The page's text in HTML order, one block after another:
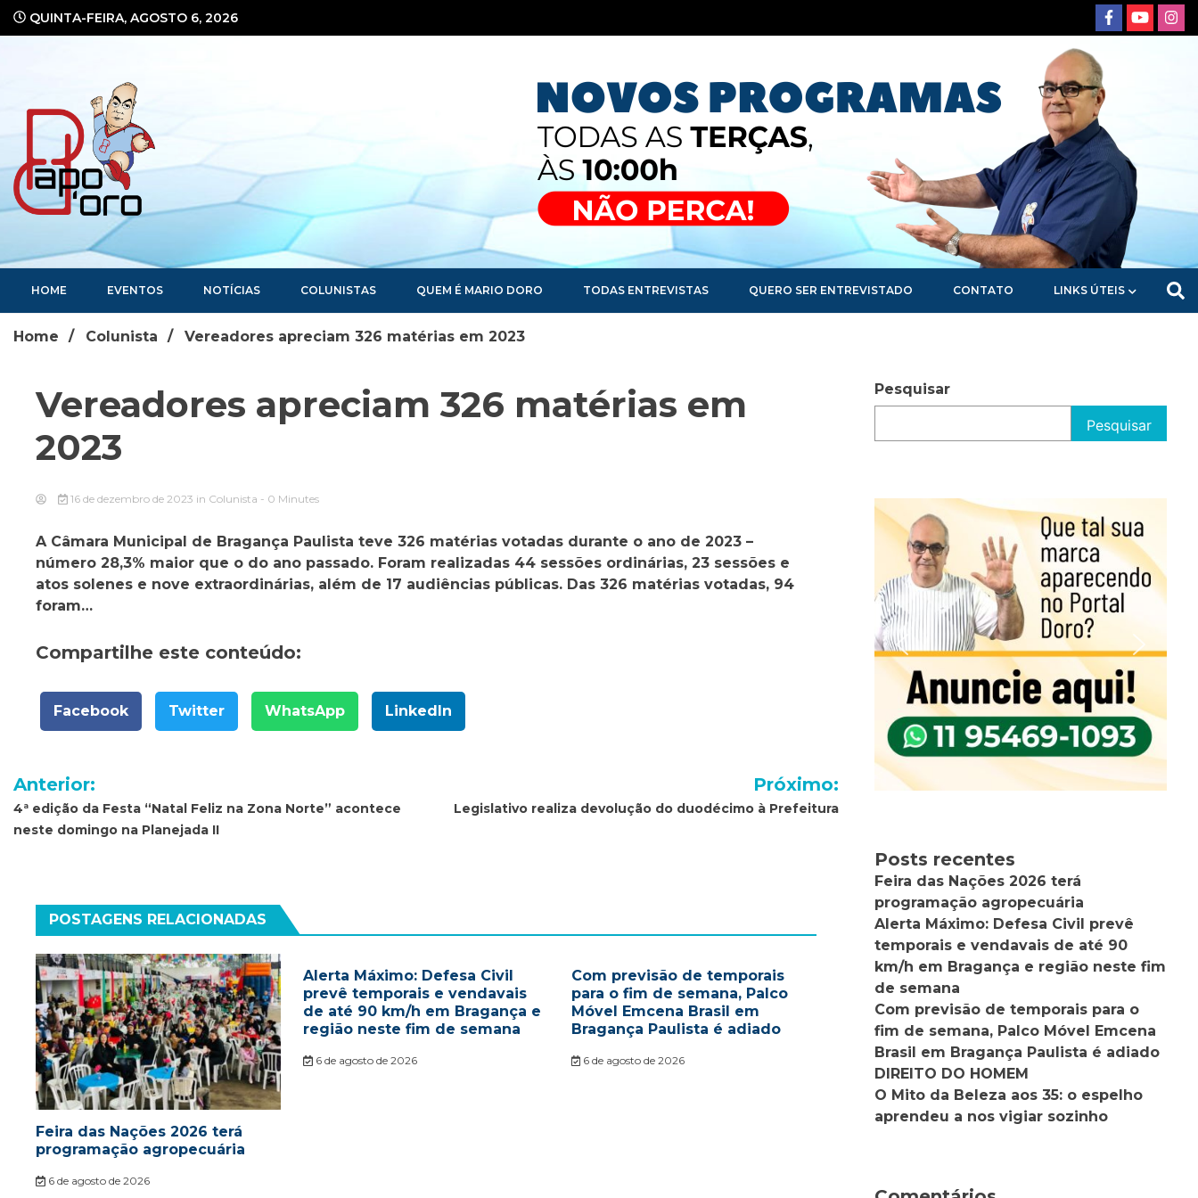
QUINTA-FEIRA, AGOSTO 6, 2026
Portal de Notícias
HOME EVENTOS NOTÍCIAS COLUNISTAS QUEM É MARIO DORO TODAS ENTREVISTAS QUERO SER ENTREVISTADO CONTATO LINKS ÚTEIS
Home Colunista Vereadores apreciam 326 matérias em 2023
Vereadores apreciam 326 matérias em
2023
16 de dezembro de 2023 in Colunista - 0 Minutes
A Câmara Municipal de Bragança Paulista teve 326 matérias votadas durante o ano de 2023 –
número 28,3% maior que o do ano passado. Foram realizadas 44 sessões ordinárias, 23 sessões e
atos solenes e nove extraordinárias, além de 17 audiências públicas. Das 326 matérias votadas, 94
foram…
Compartilhe este conteúdo:
Facebook Twitter WhatsApp LinkedIn
Navegação
de
Anterior:
4ª edição da Festa “Natal Feliz na Zona Norte” acontece
neste domingo na Planejada II
Próximo:
Legislativo realiza devolução do duodécimo à Prefeitura
POSTAGENS RELACIONADAS
Feira das Nações 2026 terá
programação agropecuária
6 de agosto de 2026
Alerta Máximo: Defesa Civil
prevê temporais e vendavais
de até 90 km/h em Bragança e
região neste fim de semana
6 de agosto de 2026
Com previsão de temporais
para o fim de semana, Palco
Móvel Emcena Brasil em
Bragança Paulista é adiado
6 de agosto de 2026
Pesquisar
Pesquisar
Posts recentes
Feira das Nações 2026 terá
programação agropecuária
Alerta Máximo: Defesa Civil prevê
temporais e vendavais de até 90
km/h em Bragança e região neste fim
de semana
Com previsão de temporais para o
fim de semana, Palco Móvel Emcena
Brasil em Bragança Paulista é adiado
DIREITO DO HOMEM
O Mito da Beleza aos 35: o espelho
aprendeu a nos vigiar sozinho